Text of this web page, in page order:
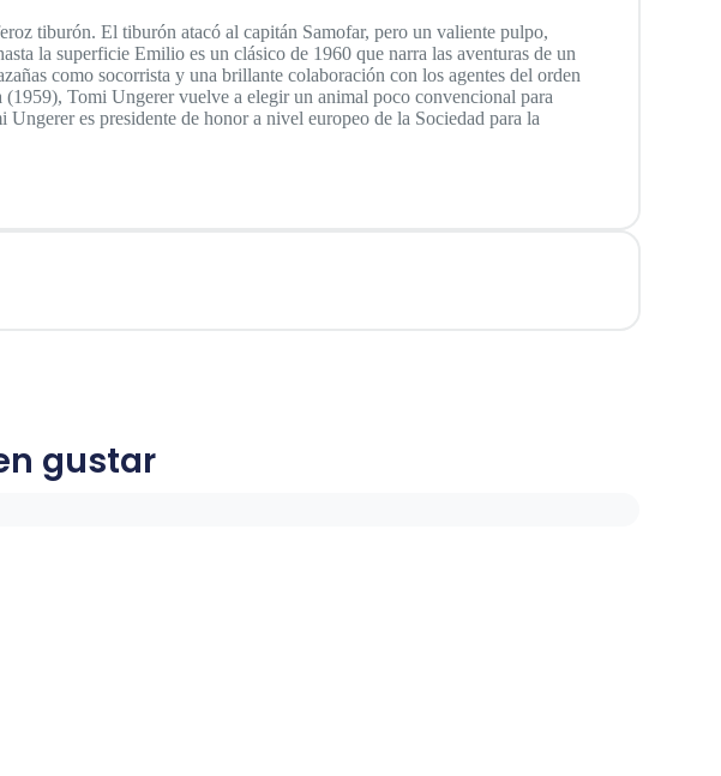
tiburón. El tiburón atacó al capitán Samofar, pero un valiente pulpo,
la superficie Emilio es un clásico de 1960 que narra las aventuras de un
como socorrista y una brillante colaboración con los agentes del orden
Tomi Ungerer vuelve a elegir un animal poco convencional para
es presidente de honor a nivel europeo de la Sociedad para la
gustar